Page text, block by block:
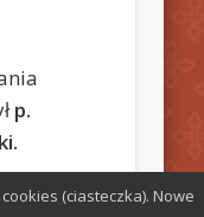
p.
(ciasteczka). Nowe